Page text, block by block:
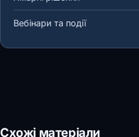
Вебінари та події
Схожі матеріали